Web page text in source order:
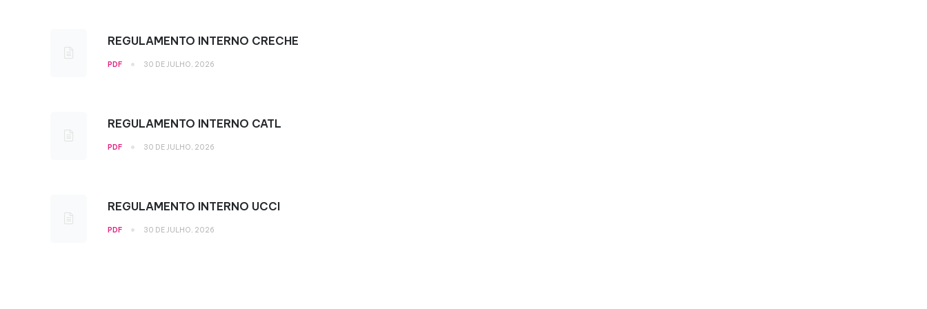
REGULAMENTO INTERNO CRECHE
PDF • 30 DE JULHO, 2026
REGULAMENTO INTERNO CATL
PDF • 30 DE JULHO, 2026
REGULAMENTO INTERNO UCCI
PDF • 30 DE JULHO, 2026